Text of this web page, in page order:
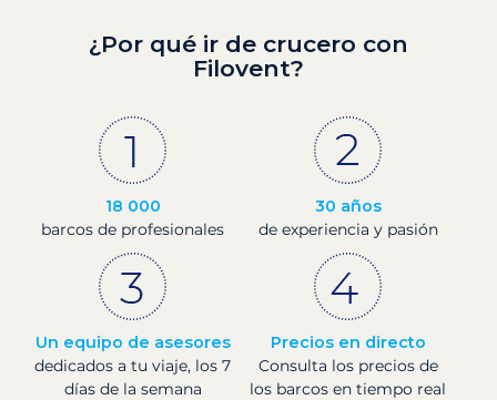
¿Por qué ir de crucero con
Filovent?
18 000
barcos de profesionales
30 años
de experiencia y pasión
Un equipo de asesores
dedicados a tu viaje, los 7
días de la semana
Precios en directo
Consulta los precios de
los barcos en tiempo real